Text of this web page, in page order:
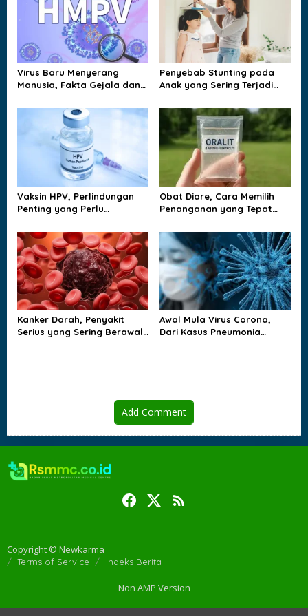
g
a
t
i
n
Virus Baru Menyerang
Manusia, Fakta Gejala dan
Penyebab Stunting pada
Anak yang Sering Terjadi
Keluarga
Vaksin HPV, Perlindungan
Penting yang Perlu
Obat Diare, Cara Memilih
Penanganan yang Tepat
Kehilangan Cairan
Kanker Darah, Penyakit
Serius yang Sering Berawal
Awal Mula Virus Corona,
Dari Kasus Pneumonia
Add Comment
Copyright © Newkarma
Terms of Service Indeks Berita
Non AMP Version